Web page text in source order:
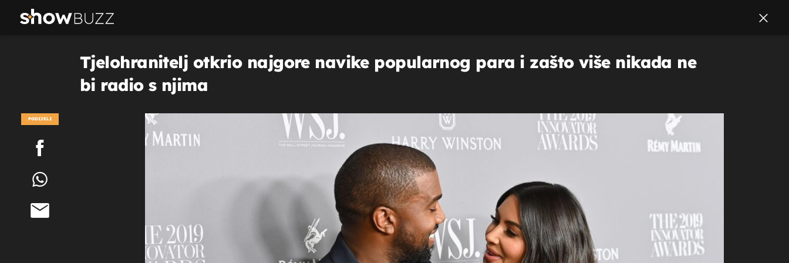
Tjelohranitelj otkrio najgore navike popularnog para i zašto više nikada ne
bi radio s njima
PODIJELI
POGLEDAJ